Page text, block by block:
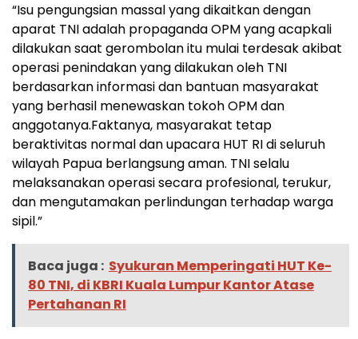
“Isu pengungsian massal yang dikaitkan dengan
aparat TNI adalah propaganda OPM yang acapkali
dilakukan saat gerombolan itu mulai terdesak akibat
operasi penindakan yang dilakukan oleh TNI
berdasarkan informasi dan bantuan masyarakat
yang berhasil menewaskan tokoh OPM dan
anggotanya.Faktanya, masyarakat tetap
beraktivitas normal dan upacara HUT RI di seluruh
wilayah Papua berlangsung aman. TNI selalu
melaksanakan operasi secara profesional, terukur,
dan mengutamakan perlindungan terhadap warga
sipil.”
Baca juga : Syukuran Memperingati HUT Ke-
80 TNI, di KBRI Kuala Lumpur Kantor Atase
Pertahanan RI